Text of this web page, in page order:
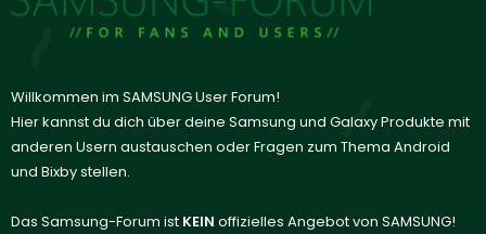
Willkommen im SAMSUNG User Forum!
Hier kannst du dich über deine Samsung und Galaxy Produkte mit
anderen Usern austauschen oder Fragen zum Thema Android
und Bixby stellen.
Das Samsung-Forum ist KEIN offizielles Angebot von SAMSUNG!